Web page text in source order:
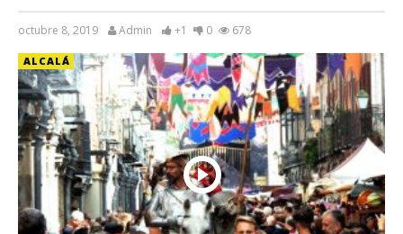
octubre 8, 2019 Admin +1 0 678
ALCALÁ